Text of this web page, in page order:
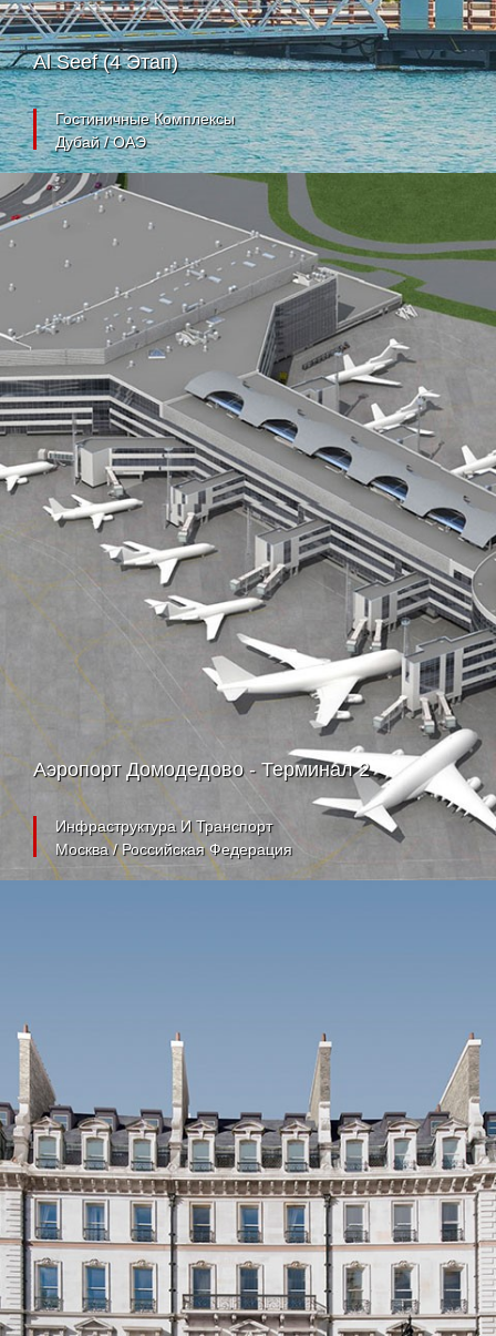
Al Seef (4 Этап)
Гостиничные Комплексы
Дубай / ОАЭ
Аэропорт Домодедово - Терминал 2
Инфраструктура И Транспорт
Москва / Российская Федерация